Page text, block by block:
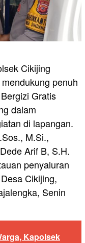
Cikijing
penuh
Gratis
dalam
di lapangan.
M.Si.,
Arif B, S.H.
penyaluran
Cikijing,
Senin
Kapolsek